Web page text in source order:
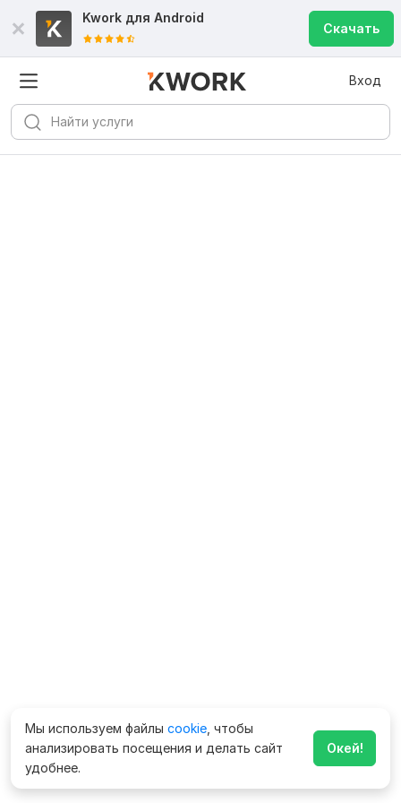
Kwork для Android
Скачать
Вход
Мы используем файлы cookie , чтобы
анализировать посещения и делать сайт
удобнее.
Окей!